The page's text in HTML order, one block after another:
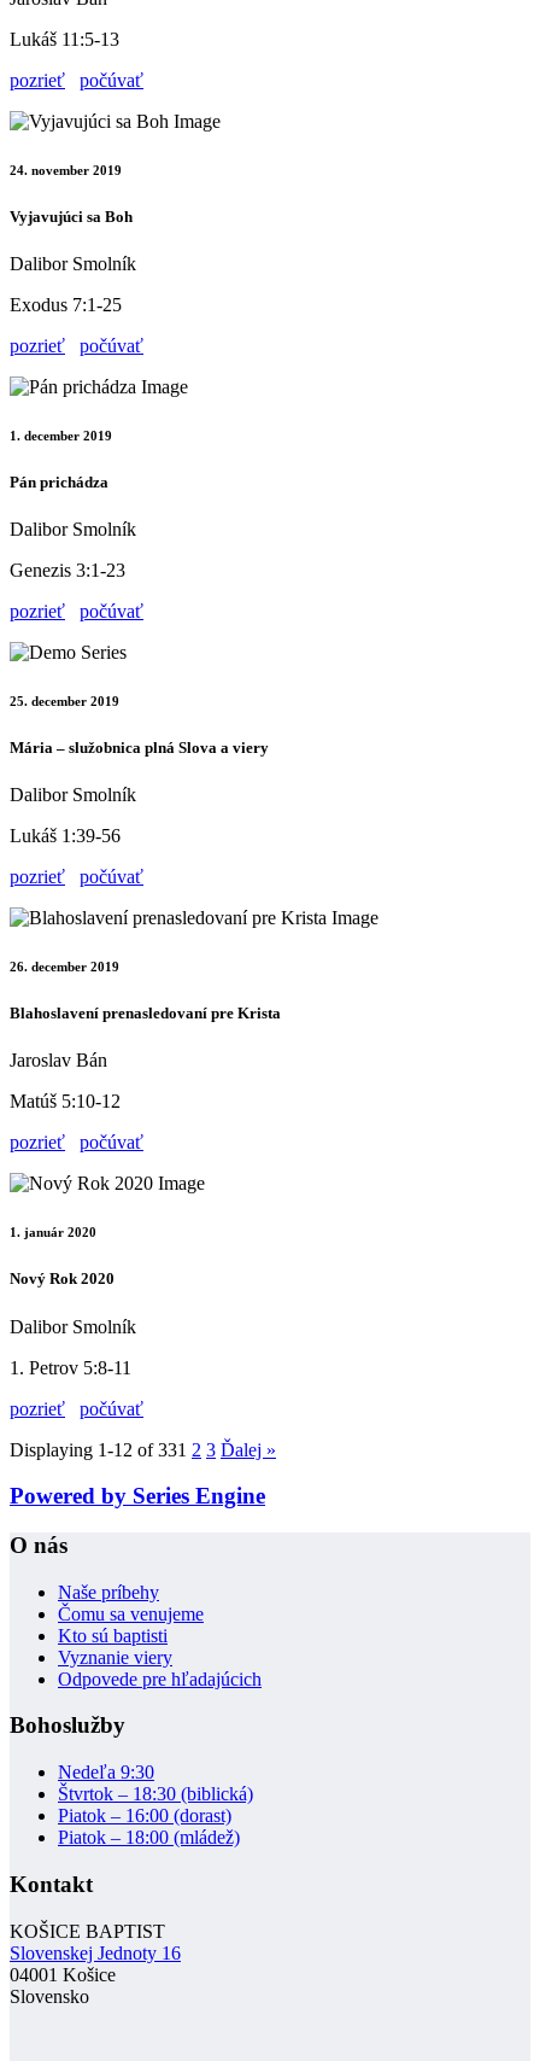
Lukáš 11:5-13
pozrieť
počúvať
24. november 2019
Vyjavujúci sa Boh
Dalibor Smolník
Exodus 7:1-25
pozrieť
počúvať
1. december 2019
Pán prichádza
Dalibor Smolník
Genezis 3:1-23
pozrieť
počúvať
25. december 2019
Mária – služobnica plná Slova a viery
Dalibor Smolník
Lukáš 1:39-56
pozrieť
počúvať
26. december 2019
Blahoslavení prenasledovaní pre Krista
Jaroslav Bán
Matúš 5:10-12
pozrieť
počúvať
1. január 2020
Nový Rok 2020
Dalibor Smolník
1. Petrov 5:8-11
pozrieť
počúvať
Displaying 1-12 of 331 2 3 Ďalej »
Powered by Series Engine
O nás
Naše príbehy
Čomu sa venujeme
Kto sú baptisti
Vyznanie viery
Odpovede pre hľadajúcich
Bohoslužby
Nedeľa 9:30
Štvrtok – 18:30 (biblická)
Piatok – 16:00 (dorast)
Piatok – 18:00 (mládež)
Kontakt
KOŠICE BAPTIST
Slovenskej Jednoty 16
04001 Košice
Slovensko